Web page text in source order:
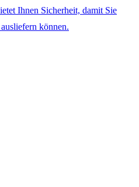
Ihnen Sicherheit, damit Sie
können.